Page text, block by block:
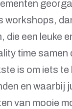
workshops,
die een leuke
time
is om iets te
en waarbij
van mooie